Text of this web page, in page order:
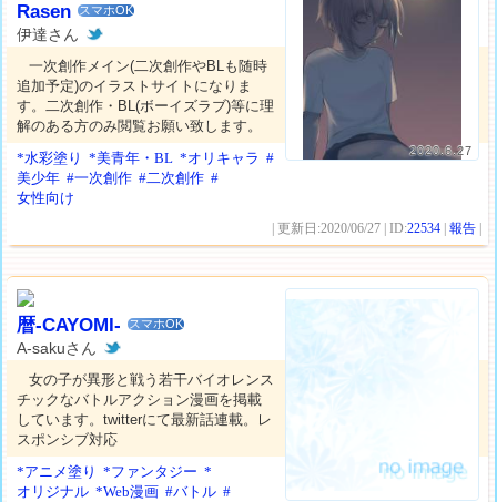
2020.6.27
Rasen スマホOK
伊達さん
一次創作メイン(二次創作やBLも随時
追加予定)のイラストサイトになりま
す。二次創作・BL(ボーイズラブ)等に理
解のある方のみ閲覧お願い致します。
*水彩塗り
*美青年・BL *オリキャラ #
美少年 #一次創作 #二次創作 #
女性向け
| 更新日:2020/06/27 | ID:22534 |報告
暦-CAYOMI- スマホOK
A-sakuさん
女の子が異形と戦う若干バイオレンス
チックなバトルアクション漫画を掲載
しています。twitterにて最新話連載。レ
スポンシブ対応
*アニメ塗り
*ファンタジー *
オリジナル *Web漫画 #バトル #